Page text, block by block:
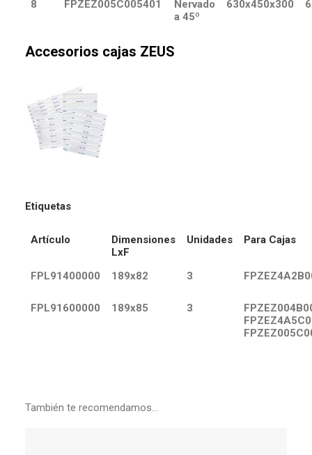
8 FPZEZ005C005401
Nervado
a 45º
630x450x300
Accesorios cajas ZEUS
Etiquetas
Artículo
Dimensiones
LxF
Unidades Para Cajas
FPL91400000 189x82 3
FPL91600000 189x85 3
También te recomendamos…